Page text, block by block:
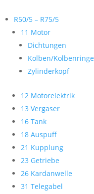
R50/5 – R75/5
11 Motor
Dichtungen
Kolben/Kolbenringe
Zylinderkopf
12 Motorelektrik
13 Vergaser
16 Tank
18 Auspuff
21 Kupplung
23 Getriebe
26 Kardanwelle
31 Telegabel